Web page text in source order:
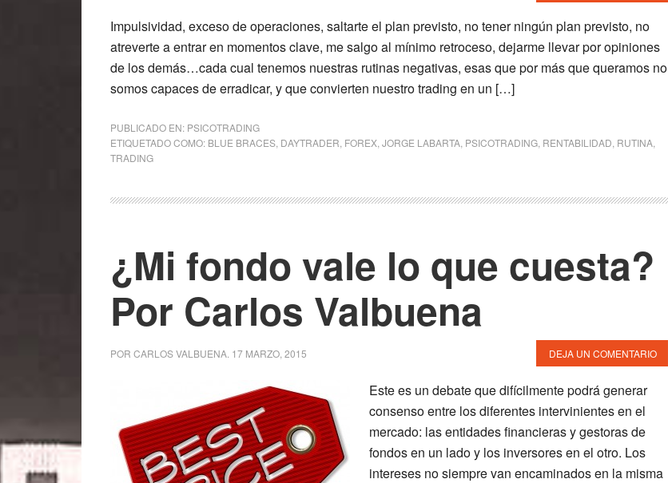
Impulsividad, exceso de operaciones, saltarte el plan previsto, no tener ningún plan previsto, no
atreverte a entrar en momentos clave, me salgo al mínimo retroceso, dejarme llevar por opiniones
de los demás…cada cual tenemos nuestras rutinas negativas, esas que por más que queramos no
somos capaces de erradicar, y que convierten nuestro trading en un […]
PUBLICADO EN: PSICOTRADING
ETIQUETADO COMO: BLUE BRACES DAYTRADER FOREX JORGE LABARTA PSICOTRADING RENTABILIDAD RUTINA
TRADING
¿Mi fondo vale lo que cuesta?
Por Carlos Valbuena
POR CARLOS VALBUENA 17 MARZO, 2015 DEJA UN COMENTARIO
Este es un debate que difícilmente podrá generar
consenso entre los diferentes intervinientes en el
mercado: las entidades financieras y gestoras de
fondos en un lado y los inversores en el otro. Los
intereses no siempre van encaminados en la misma